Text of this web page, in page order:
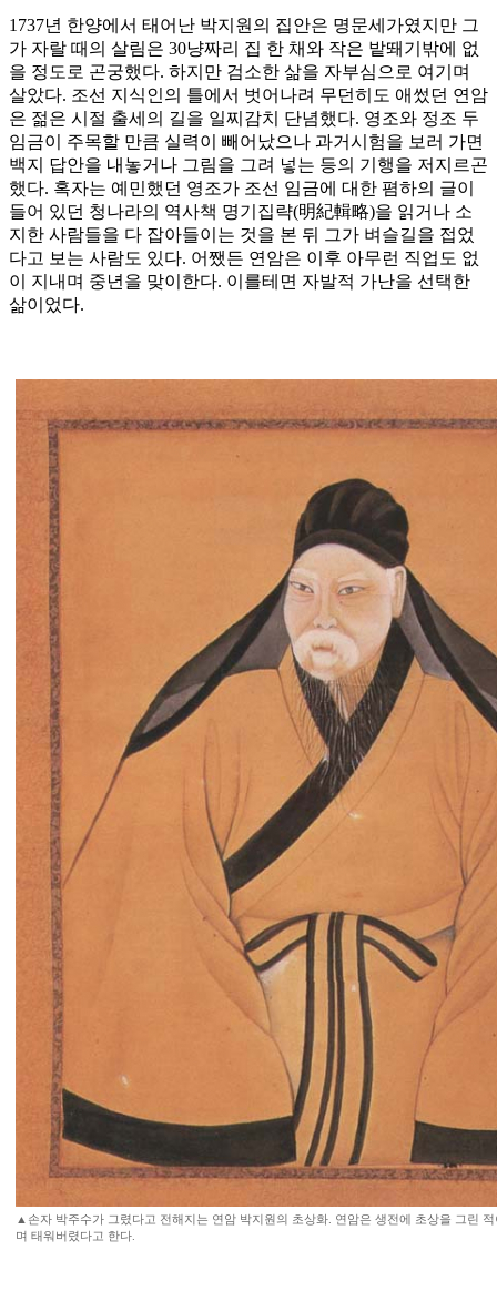
1737년 한양에서 태어난 박지원의 집안은 명문세가였지만 그
가 자랄 때의 살림은 30냥짜리 집 한 채와 작은 밭뙈기밖에 없
을 정도로 곤궁했다. 하지만 검소한 삶을 자부심으로 여기며
살았다. 조선 지식인의 틀에서 벗어나려 무던히도 애썼던 연암
은 젊은 시절 출세의 길을 일찌감치 단념했다. 영조와 정조 두
임금이 주목할 만큼 실력이 빼어났으나 과거시험을 보러 가면
백지 답안을 내놓거나 그림을 그려 넣는 등의 기행을 저지르곤
했다. 혹자는 예민했던 영조가 조선 임금에 대한 폄하의 글이
들어 있던 청나라의 역사책 명기집략(明紀輯略)을 읽거나 소
지한 사람들을 다 잡아들이는 것을 본 뒤 그가 벼슬길을 접었
다고 보는 사람도 있다. 어쨌든 연암은 이후 아무런 직업도 없
이 지내며 중년을 맞이한다. 이를테면 자발적 가난을 선택한
삶이었다.
▲손자 박주수가 그렸다고 전해지는 연암 박지원의 초상화. 연암은 생전에 초상을 그린
며 태워버렸다고 한다.